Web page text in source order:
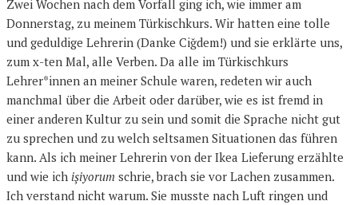
Zwei Wochen nach dem Vorfall ging ich, wie immer am
Donnerstag, zu meinem Türkischkurs. Wir hatten eine tolle
und geduldige Lehrerin (Danke Ciğdem!) und sie erklärte uns,
zum x-ten Mal, alle Verben. Da alle im Türkischkurs
Lehrer*innen an meiner Schule waren, redeten wir auch
manchmal über die Arbeit oder darüber, wie es ist fremd in
einer anderen Kultur zu sein und somit die Sprache nicht gut
zu sprechen und zu welch seltsamen Situationen das führen
kann. Als ich meiner Lehrerin von der Ikea Lieferung erzählte
und wie ich işiyorum schrie, brach sie vor Lachen zusammen.
Ich verstand nicht warum. Sie musste nach Luft ringen und